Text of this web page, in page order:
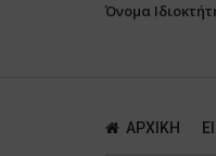
Όνομα
ΑΡΧΙΚΗ